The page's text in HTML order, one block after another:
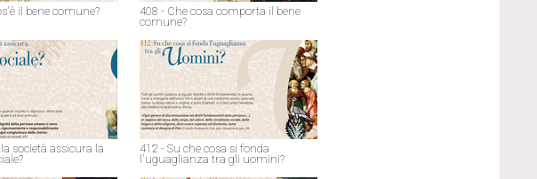
il bene comune?
408 - Che cosa comporta il bene
comune?
società assicura la
412 - Su che cosa si fonda
l'uguaglianza tra gli uomini?